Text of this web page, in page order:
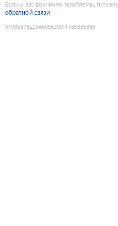
Если у вас возникли проблемы,
обратной связи
9198537822046056390:1786336336